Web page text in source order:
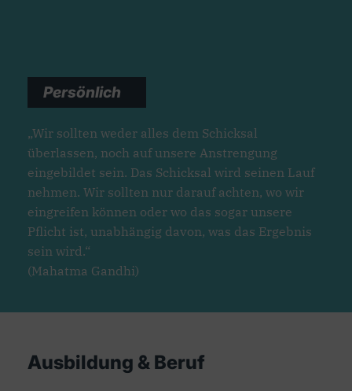
Persönlich
„Wir sollten weder alles dem Schicksal
überlassen, noch auf unsere Anstrengung
eingebildet sein. Das Schicksal wird seinen Lauf
nehmen. Wir sollten nur darauf achten, wo wir
eingreifen können oder wo das sogar unsere
Pflicht ist, unabhängig davon, was das Ergebnis
sein wird.“
(Mahatma Gandhi)
Ausbildung & Beruf